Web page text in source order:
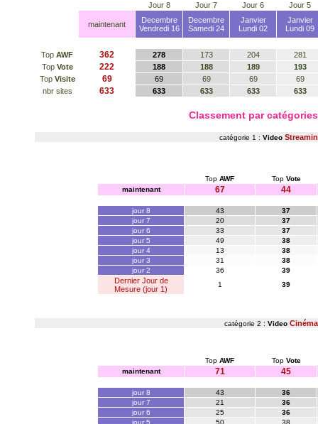
Jour 8 Jour 7 Jour 6 Jour 5
maintenant
Decembre
Vendredi 16
Decembre
Samedi 24
Janvier
Lundi 02
Janvier
Lundi 09
Top AWF 362 278 173 204
281
Top Vote 222 188 188 189
193
Top Visite 69 69 69 69
69
nbr sites
633 633 633 633 633
Classement par
catégorie 1 : Video
Top AWF Top Vote
maintenant
67 44
jour 8 43
37
jour 7
20
37
jour 6
33
37
jour 5
49
38
jour 4
13
38
jour 3
31
38
jour 2
36 39
Dernier Jour de
Mesure (jour 1)
1 39
catégorie 2 : Video Cinéma
Top AWF Top Vote
maintenant
71 45
jour 8 43
36
jour 7
21
36
jour 6
25
36
jour 5
50
38